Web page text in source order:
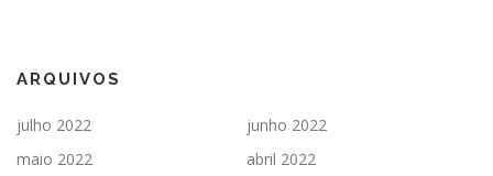
ARQUIVOS
julho 2022
junho 2022
maio 2022
abril 2022